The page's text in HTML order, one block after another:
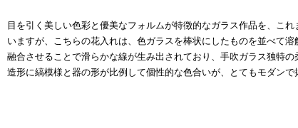
目を引く美しい色彩と優美なフォルムが特徴的なガラス作品を、こ
いますが、こちらの花入れは、色ガラスを棒状にしたものを並べて
融合させることで滑らかな線が生み出されており、手吹ガラス独特の
造形に縞模様と器の形が比例して個性的な色合いが、とてもモダンで